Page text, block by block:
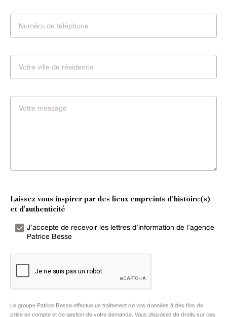
Laissez vous inspirer par des lieux empreints d’histoire(s)
et d'authenticité
J’accepte de recevoir les lettres d’information de l’agence
Patrice Besse
Le groupe Patrice Besse effectue un traitement de vos données à des fins de
prise en compte et de gestion de votre demande. Vous disposez de droits sur ces